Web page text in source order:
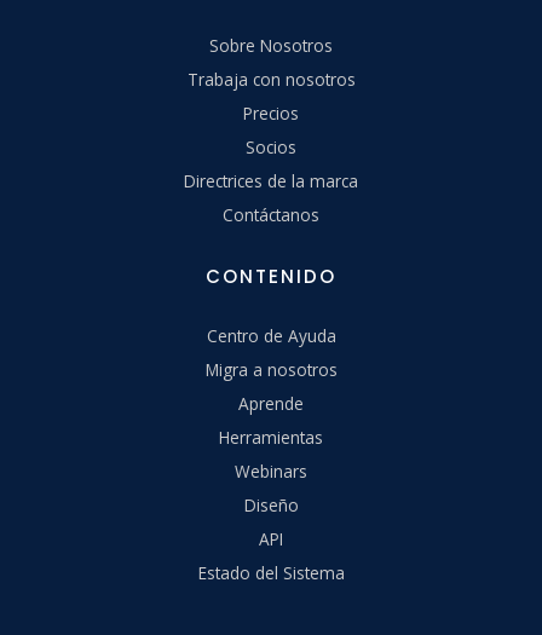
Sobre Nosotros
Trabaja con nosotros
Precios
Socios
Directrices de la marca
Contáctanos
CONTENIDO
Centro de Ayuda
Migra a nosotros
Aprende
Herramientas
Webinars
Diseño
API
Estado del Sistema